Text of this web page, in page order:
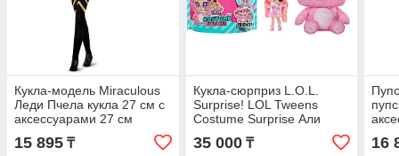
Кукла-модель Miraculous
Леди Пчела кукла 27 см с
аксессуарами 27 см
15 895 ₸
Кукла-сюрприз L.O.L.
Surprise! LOL Tweens
Costume Surprise Али
Денс с аксессуарами 16.5
см
35 000₸ 16